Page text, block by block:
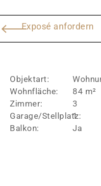
Exposé anfordern
Objektart:
Wohnfläche:
84 m²
Zimmer:
3
Garage/Stellplatz:
1
Balkon:
Ja